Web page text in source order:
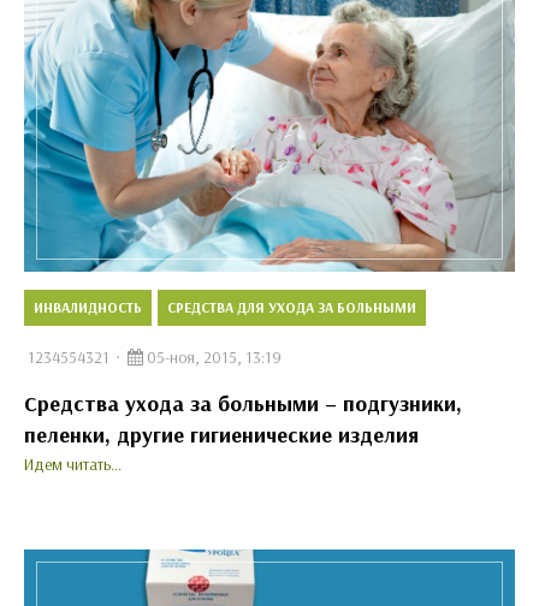
ИНВАЛИДНОСТЬ СРЕДСТВА ДЛЯ УХОДА ЗА БОЛЬНЫМИ
1234554321 05-ноя, 2015, 13:19
Средства ухода за больными – подгузники,
пеленки, другие гигиенические изделия
Идем читать...